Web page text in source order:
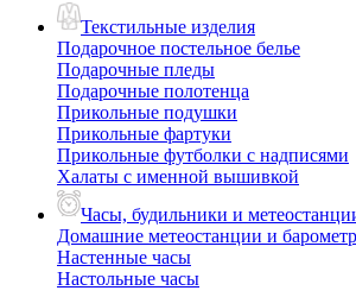
Текстильные изделия
Подарочное постельное белье
Подарочные пледы
Подарочные полотенца
Прикольные подушки
Прикольные фартуки
Прикольные футболки с надписями
Халаты с именной вышивкой
Часы, будильники и
Домашние метеостанции и
Настенные часы
Настольные часы